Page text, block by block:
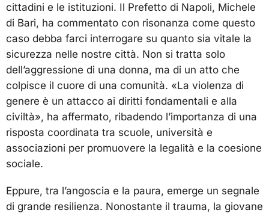
cittadini e le istituzioni. Il Prefetto di Napoli, Michele
di Bari, ha commentato con risonanza come questo
caso debba farci interrogare su quanto sia vitale la
sicurezza nelle nostre città. Non si tratta solo
dell’aggressione di una donna, ma di un atto che
colpisce il cuore di una comunità. «La violenza di
genere è un attacco ai diritti fondamentali e alla
civiltà», ha affermato, ribadendo l’importanza di una
risposta coordinata tra scuole, università e
associazioni per promuovere la legalità e la coesione
sociale.
Eppure, tra l’angoscia e la paura, emerge un segnale
di grande resilienza. Nonostante il trauma, la giovane